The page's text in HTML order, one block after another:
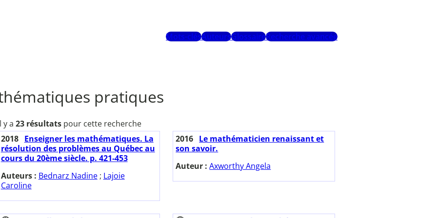
Mots-clésAuteursGlossaireRecherche avancée
pratiques
y a 23 résultatspour cette recherche
2018
Enseigner les mathématiques. La
résolution des problèmes au Québec au
cours du 20ème siècle. p. 421-453
Auteurs : Bednarz Nadine; Lajoie
Caroline
2016 Le mathématicien renaissant et
son savoir.
Auteur :Axworthy Angela